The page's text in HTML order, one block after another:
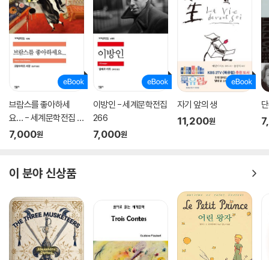
옮긴이의 한마디
위대한 극작가 몰리에르의 독창성과 탁월성은 여러 가지 차원에서 소극적
요소들을 활용하면서도 형식과 내용 면에서 소극의 한계를 뛰어넘는 획기
적인 형태의 작품들을 세상에 내놓았다는 데 있다.
브람스를 좋아하세
요… - 세계문학전집 1
79
7,000원
이방인 - 세계문학전집
266
7,000원
자기 앞의 생
11,200원
이 분야 신상품